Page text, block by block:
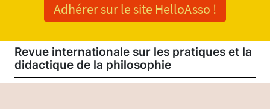
Adhérer sur le site HelloAsso !
Revue internationale sur les pratiques et la
didactique de la philosophie